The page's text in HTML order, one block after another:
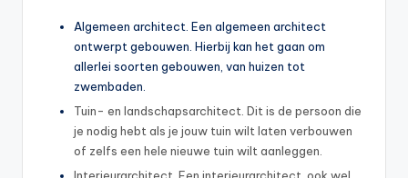
Algemeen architect. Een algemeen architect
ontwerpt gebouwen. Hierbij kan het gaan om
allerlei soorten gebouwen, van huizen tot
zwembaden.
Tuin- en landschapsarchitect. Dit is de persoon die
je nodig hebt als je jouw tuin wilt laten verbouwen
of zelfs een hele nieuwe tuin wilt aanleggen.